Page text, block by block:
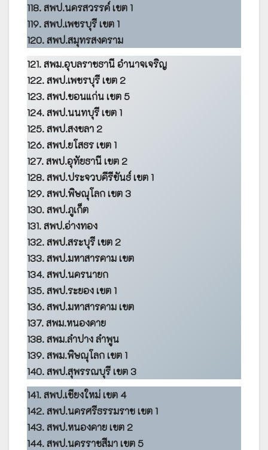
118. สพป.นครสวรรค์ เขต 1
119. สพป.เพชรบุรี เขต 1
120. สพป.สมุทรสงคราม
121. สพม.อุบลราชธานี อำนาจเจริญ
122. สพป.เพชรบุรี เขต 2
123. สพป.ขอนแก่น เขต 5
124. สพป.นนทบุรี เขต 1
125. สพป.สงขลา 2
126. สพป.ยโสธร เขต 1
127. สพป.อุทัยธานี เขต 2
128. สพป.ประจวบคีรีขันธ์ เขต 1
129. สพป.พิษณุโลก เขต 3
130. สพป.ภูเก็ต
131. สพป.อ่างทอง
132. สพป.สระบุรี เขต 2
133. สพป.มหาสารคาม เขต
134. สพป.นครนายก
135. สพป.ระยอง เขต 1
136. สพป.มหาสารคาม เขต
137. สพม.หนองคาย
138. สพม.ลำปาง ลำพูน
139. สพม.พิษณุโลก เขต 1
140. สพป.สุพรรณบุรี เขต 3
141. สพป.เชียงใหม่ เขต 4
142. สพป.นครศรีธรรมราช เขต 1
143. สพป.หนองคาย เขต 2
144. สพป.นครราชสีมา เขต 5